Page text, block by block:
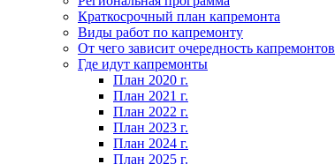
Краткосрочный план капремонта
Виды работ по капремонту
От чего зависит очередность капремонтов
Где идут капремонты
План 2020 г.
План 2021 г.
План 2022 г.
План 2023 г.
План 2024 г.
План 2025 г.